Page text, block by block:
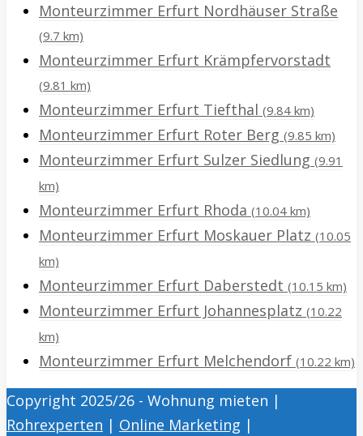
Monteurzimmer Erfurt Nordhäuser Straße
(9.7 km)
Monteurzimmer Erfurt Krämpfervorstadt
(9.81 km)
Monteurzimmer Erfurt Tiefthal (9.84 km)
Monteurzimmer Erfurt Roter Berg (9.85 km)
Monteurzimmer Erfurt Sulzer Siedlung (9.91
km)
Monteurzimmer Erfurt Rhoda (10.04 km)
Monteurzimmer Erfurt Moskauer Platz (10.05
km)
Monteurzimmer Erfurt Daberstedt (10.15 km)
Monteurzimmer Erfurt Johannesplatz (10.22
km)
Monteurzimmer Erfurt Melchendorf (10.22 km)
Copyright 2025/26 - Wohnung mieten |
Rohrexperten | Online Marketing |